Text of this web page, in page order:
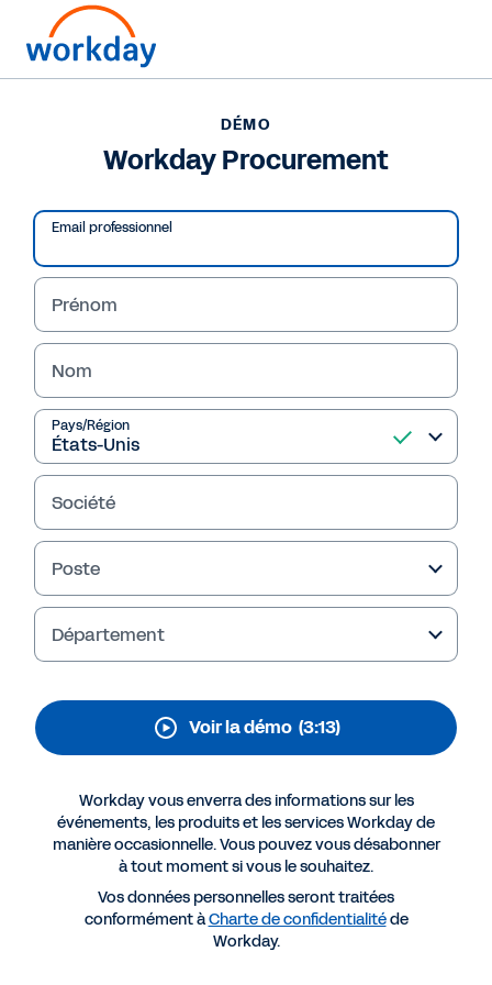
DÉMO
DÉMO
Workday Procurement
Email professionnel
Prénom
Nom
Pays/Région
Société
Poste
Département
Voir la démo (3:13)
Workday vous enverra des informations sur les
événements, les produits et les services Workday de
manière occasionnelle. Vous pouvez vous désabonner
à tout moment si vous le souhaitez.
Vos données personnelles seront traitées
conformément àCharte de confidentialitéde
Workday.